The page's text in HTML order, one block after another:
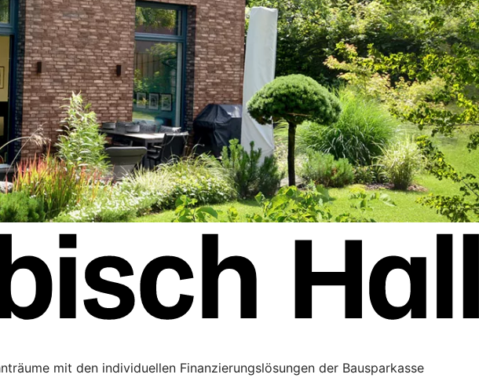
mit den individuellen Finanzierungslösungen der Bausparkasse